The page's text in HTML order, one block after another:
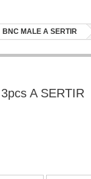
BNC MALE A SERTIR
A SERTIR